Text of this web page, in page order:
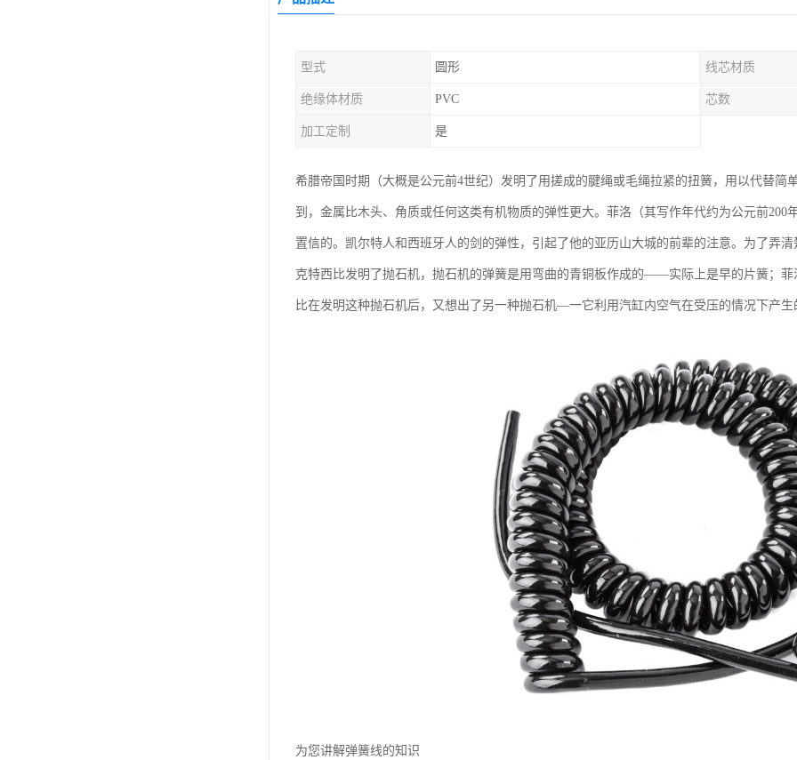
型式 圆形 线芯材质
绝缘体材质 PVC 芯数
加工定制 是
希腊帝国时期（大概是公元前4世纪）发明了用搓成的腱绳或毛绳拉紧的扭簧，用以代替
到，金属比木头、角质或任何这类有机物质的弹性更大。菲洛（其写作年代约为公元前
置信的。凯尔特人和西班牙人的剑的弹性，引起了他的亚历山大城的前辈的注意。为了弄
克特西比发明了抛石机，抛石机的弹簧是用弯曲的青铜板作成的——实际上是早的片簧；
比在发明这种抛石机后，又想出了另一种抛石机—一它利用汽缸内空气在受压的情况下产生
为您讲解弹簧线的知识